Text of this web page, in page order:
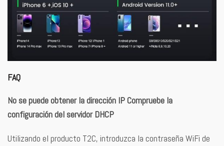
FAQ
No se puede obtener la dirección IP Compruebe la
configuración del servidor DHCP
Utilizando el producto T2C, introduzca la contraseña WiFi de